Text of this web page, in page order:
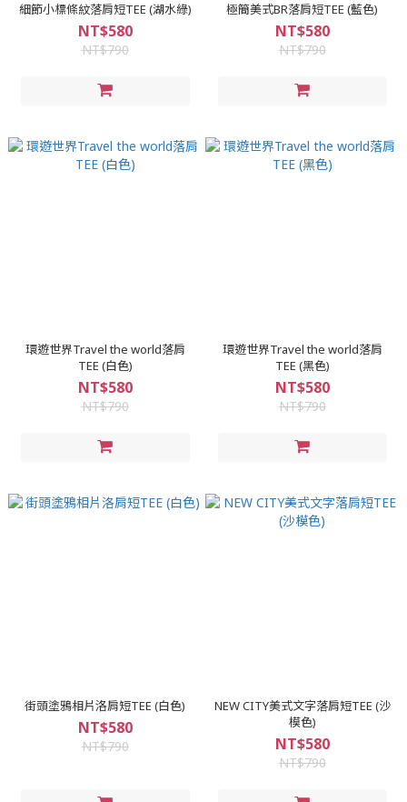
細節小標條紋落肩短TEE (湖水綠)
NT$580
NT$790
極簡美式BR落肩短TEE (藍色)
NT$580
NT$790
環遊世界Travel the world落肩
TEE (白色)
NT$580
NT$790
環遊世界Travel the world落肩
TEE (黑色)
NT$580
NT$790
街頭塗鴉相片洛肩短TEE (白色)
NT$580
NT$790
NEW CITY美式文字落肩短TEE (沙
模色)
NT$580
NT$790